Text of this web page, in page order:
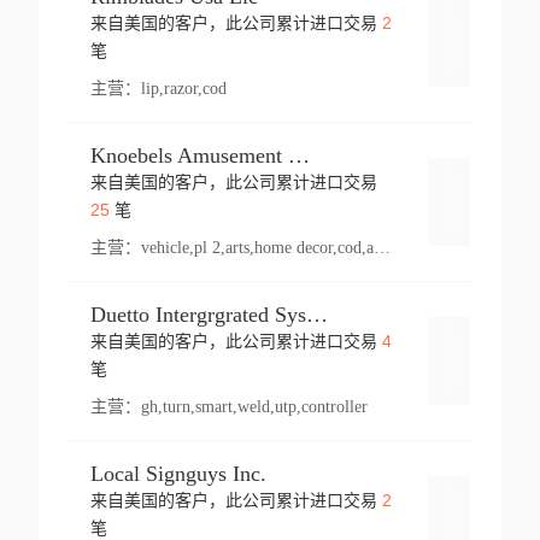
来自美国的客户，此公司累计进口交易 2
笔
主营： lip,razor,cod
Knoebels Amusement Resort
来自美国的客户，此公司累计进口交易
25笔
主营： vehicle,pl 2,arts,home decor,cod,amusement ride,sea
Duetto Intergrgrated Systems Inc.
来自美国的客户，此公司累计进口交易 4
笔
主营： gh,turn,smart,weld,utp,controller
Local Signguys Inc.
来自美国的客户，此公司累计进口交易 2
笔